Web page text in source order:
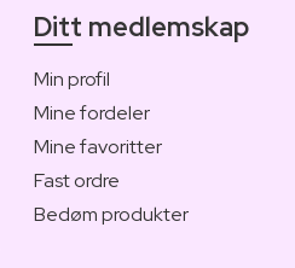
Ditt medlemskap
Min profil
Mine fordeler
Mine favoritter
Fast ordre
Bedøm produkter